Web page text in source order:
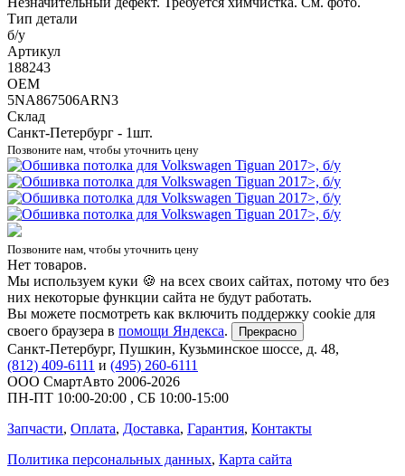
Тип детали
б/у
Артикул
188243
OEM
5NA867506ARN3
Склад
Санкт-Петербург - 1шт.
Позвоните нам, чтобы уточнить цену
Позвоните нам, чтобы уточнить цену
Нет товаров.
Мы используем куки 🍪 на всех своих сайтах, потому что без
них некоторые функции сайта не будут работать.
Вы можете посмотреть как включить поддержку cookie для
своего браузера в помощи Яндекса. Прекрасно
Санкт-Петербург, Пушкин, Кузьминское шоссе, д. 48,
(812) 409-6111 и (495) 260-6111
ООО СмартАвто 2006-2026
ПН-ПТ 10:00-20:00 , СБ 10:00-15:00
Запчасти, Оплата, Доставка, Гарантия, Контакты
Политика персональных данных, Карта сайта